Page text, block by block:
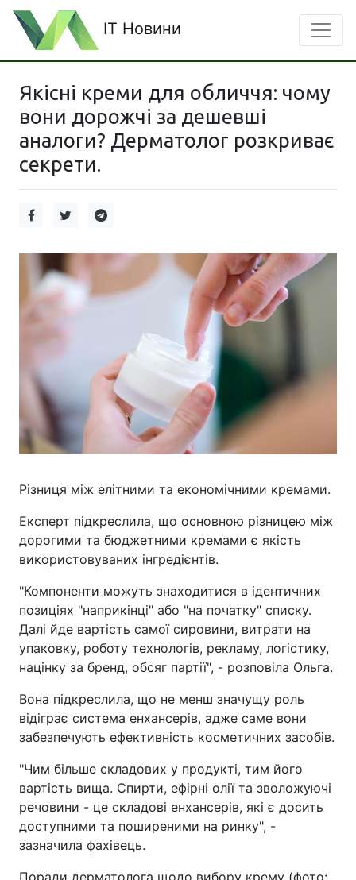
IT Новини
Якісні креми для обличчя: чому
вони дорожчі за дешевші
аналоги? Дерматолог розкриває
секрети.
Різниця між елітними та економічними кремами.
Експерт підкреслила, що основною різницею між
дорогими та бюджетними кремами є якість
використовуваних інгредієнтів.
"Компоненти можуть знаходитися в ідентичних
позиціях "наприкінці" або "на початку" списку.
Далі йде вартість самої сировини, витрати на
упаковку, роботу технологів, рекламу, логістику,
націнку за бренд, обсяг партії", - розповіла Ольга.
Вона підкреслила, що не менш значущу роль
відіграє система енхансерів, адже саме вони
забезпечують ефективність косметичних засобів.
"Чим більше складових у продукті, тим його
вартість вища. Спирти, ефірні олії та зволожуючі
речовини - це складові енхансерів, які є досить
доступними та поширеними на ринку", -
зазначила фахівець.
Поради дерматолога щодо вибору крему (фото: